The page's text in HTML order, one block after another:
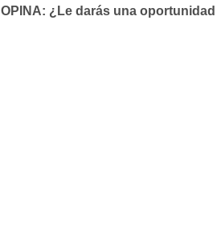
OPINA: ¿Le darás una